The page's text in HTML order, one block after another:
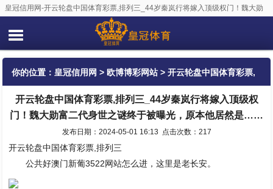
皇冠信用网-开云轮盘中国体育彩票,排列三_44岁秦岚行将嫁入顶级权门！魏大勋
富二代身世之谜终于被曝光，原本他居然是……
你的位置： 皇冠信用网 > 欧博博彩网站 > 开云轮盘中国体育彩票,
排列三_44岁秦岚行将嫁入顶级权门！魏大勋富二代身世之谜终于
被曝光，原本他居然是……
开云轮盘中国体育彩票,排列三_44岁秦岚行将嫁入顶级权
门！魏大勋富二代身世之谜终于被曝光，原本他居然是……
发布日期：2024-05-01 16:13 点击次数：217
开云轮盘中国体育彩票,排列三
公共好澳门新葡3522网站怎么进，这里是老长安。